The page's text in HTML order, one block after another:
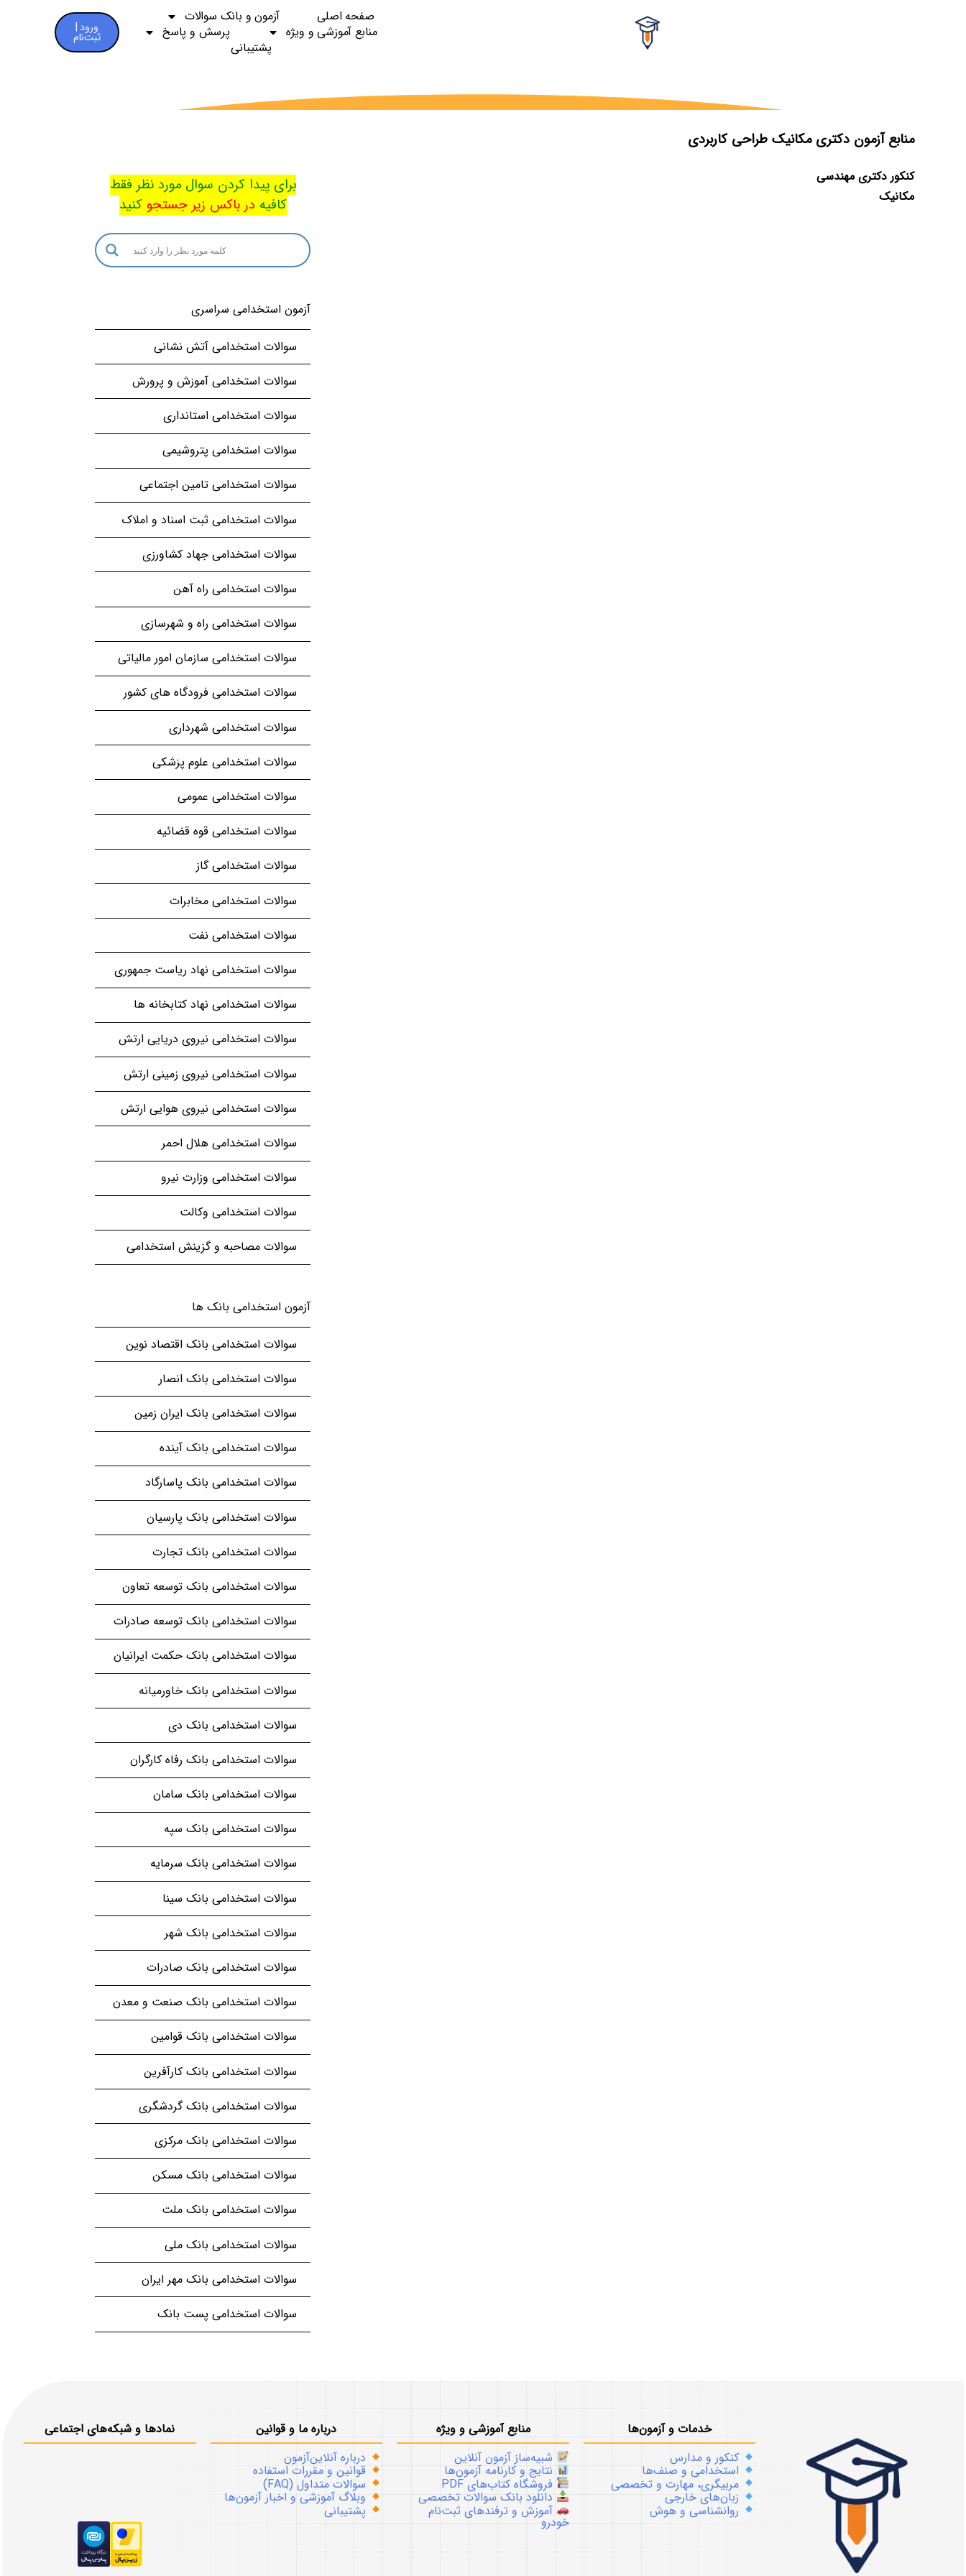
صفحه اصلی
آزمون و بانک سوالات
منابع آموزشی و ویژه
پرسش و پاسخ
پشتیبانی
ورود |
ثبت‌نام
منابع آزمون دکتری مکانیک طراحی کاربردی
کنکور دکتری مهندسی
مکانیک
برای پیدا کردن سوال مورد نظر فقط
کافیه در باکس زیر جستجو کنید
آزمون استخدامی سراسری
سوالات استخدامی آتش نشانی
سوالات استخدامی آموزش و پرورش
سوالات استخدامی استانداری
سوالات استخدامی پتروشیمی
سوالات استخدامی تامین اجتماعی
سوالات استخدامی ثبت اسناد و املاک
سوالات استخدامی جهاد کشاورزی
سوالات استخدامی راه آهن
سوالات استخدامی راه و شهرسازی
سوالات استخدامی سازمان امور مالیاتی
سوالات استخدامی فرودگاه های کشور
سوالات استخدامی شهرداری
سوالات استخدامی علوم پزشکی
سوالات استخدامی عمومی
سوالات استخدامی قوه قضائیه
سوالات استخدامی گاز
سوالات استخدامی مخابرات
سوالات استخدامی نفت
سوالات استخدامی نهاد ریاست جمهوری
سوالات استخدامی نهاد کتابخانه ها
سوالات استخدامی نیروی دریایی ارتش
سوالات استخدامی نیروی زمینی ارتش
سوالات استخدامی نیروی هوایی ارتش
سوالات استخدامی هلال احمر
سوالات استخدامی وزارت نیرو
سوالات استخدامی وکالت
سوالات مصاحبه و گزینش استخدامی
آزمون استخدامی بانک ها
سوالات استخدامی بانک اقتصاد نوین
سوالات استخدامی بانک انصار
سوالات استخدامی بانک ایران زمین
سوالات استخدامی بانک آینده
سوالات استخدامی بانک پاسارگاد
سوالات استخدامی بانک پارسیان
سوالات استخدامی بانک تجارت
سوالات استخدامی بانک توسعه تعاون
سوالات استخدامی بانک توسعه صادرات
سوالات استخدامی بانک حکمت ایرانیان
سوالات استخدامی بانک خاورمیانه
سوالات استخدامی بانک دی
سوالات استخدامی بانک رفاه کارگران
سوالات استخدامی بانک سامان
سوالات استخدامی بانک سپه
سوالات استخدامی بانک سرمایه
سوالات استخدامی بانک سینا
سوالات استخدامی بانک شهر
سوالات استخدامی بانک صادرات
سوالات استخدامی بانک صنعت و معدن
سوالات استخدامی بانک قوامین
سوالات استخدامی بانک کارآفرین
سوالات استخدامی بانک گردشگری
سوالات استخدامی بانک مرکزی
سوالات استخدامی بانک مسکن
سوالات استخدامی بانک ملت
سوالات استخدامی بانک ملی
سوالات استخدامی بانک مهر ایران
سوالات استخدامی پست بانک
خدمات و آزمون‌ها
کنکور و مدارس
استخدامی و صنف‌ها
مربیگری، مهارت و تخصصی
زبان‌های خارجی
روانشناسی و هوش
منابع آموزشی و ویژه
شبیه‌ساز آزمون آنلاین
نتایج و کارنامه آزمون‌ها
فروشگاه کتاب‌های PDF
دانلود بانک سوالات تخصصی
آموزش و ترفندهای ثبت‌نام
خودرو
درباره ما و قوانین
درباره آنلاین‌آزمون
قوانین و مقررات استفاده
سوالات متداول (FAQ)
وبلاگ آموزشی و اخبار آزمون‌ها
پشتیبانی
نمادها و شبکه‌های اجتماعی